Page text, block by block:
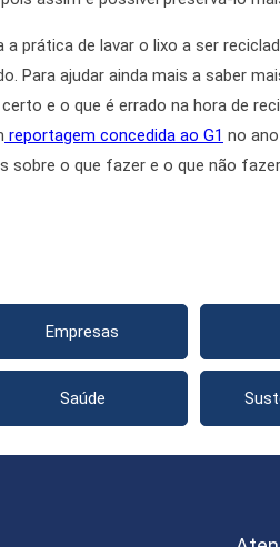
prática de lavar o lixo a ser
Para ajudar ainda mais a saber
e o que é errado na hora de
reportagem concedida ao G1 no
sobre o que fazer e o que não
Empresas
Saúde